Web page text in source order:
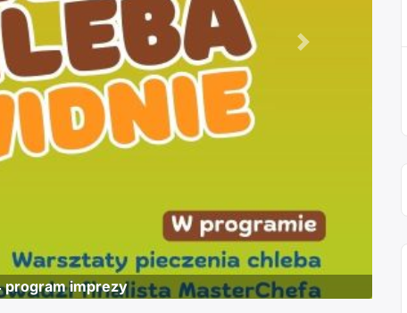
program imprezy
Następne